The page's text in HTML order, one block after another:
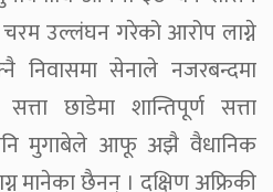
उल्लंघन गरेको आरोप लाग्ने
सेनाले नजरबन्दमा
छाडेमा शान्तिपूर्ण सत्ता
मुगाबेले आफू अझै वैधानिक
मानेका छैनन् । दक्षिण अफ्रिकी